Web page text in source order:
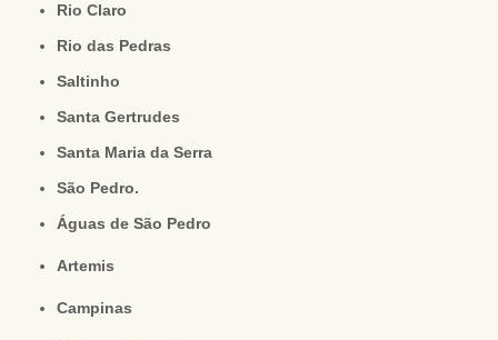
Rio Claro
Rio das Pedras
Saltinho
Santa Gertrudes
Santa Maria da Serra
São Pedro.
Águas de São Pedro
Artemis
Campinas